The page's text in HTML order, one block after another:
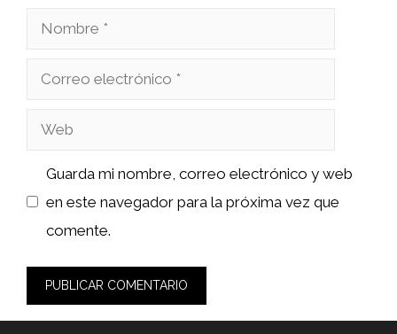
Nombre
Correo
Web
Guarda mi nombre, correo electrónico y web
en este navegador para la próxima vez que
comente.